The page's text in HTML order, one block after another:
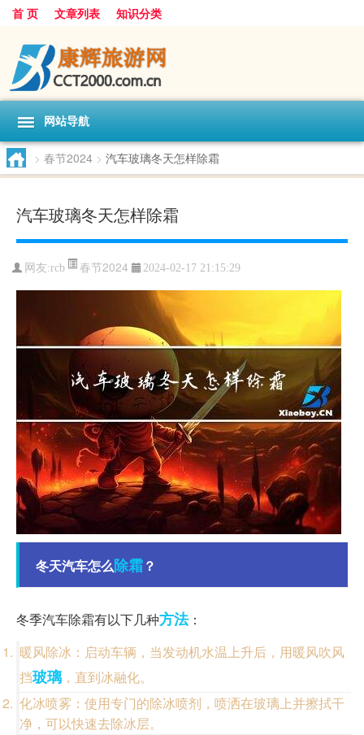
首 页 文章列表 知识分类
网站导航
> 春节2024 > 汽车玻璃冬天怎样除霜
汽车玻璃冬天怎样除霜
网友:rcb 春节2024 2024-02-17 21:15:29
冬天汽车怎么除霜？
冬季汽车除霜有以下几种方法：
暖风除冰：启动车辆，当发动机水温上升后，用暖风吹风
挡玻璃 ，直到冰融化。
化冰喷雾：使用专门的除冰喷剂，喷洒在玻璃上并擦拭干
净，可以快速去除冰层。